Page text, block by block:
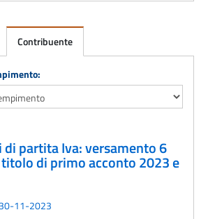
Contribuente
partita Iva: versamento 6
di primo acconto 2023 e
30-11-2023